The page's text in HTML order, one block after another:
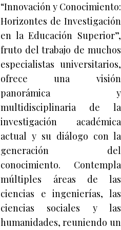
“Innovación y Conocimiento:
Horizontes de Investigación
en la Educación Superior”,
fruto del trabajo de muchos
especialistas universitarios,
ofrece una visión
panorámica y
multidisciplinaria de la
investigación académica
actual y su diálogo con la
generación del
conocimiento. Contempla
múltiples áreas de las
ciencias e ingenierías, las
ciencias sociales y las
humanidades, reuniendo un